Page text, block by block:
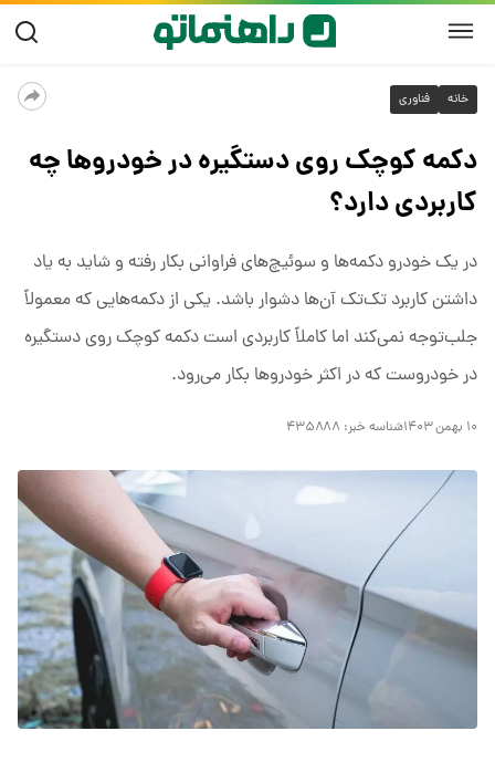
خانه فناوری
دکمه کوچک روی دستگیره در خودروها چه
کاربردی دارد؟
در یک خودرو دکمه‌ها و سوئیچ‌های فراوانی بکار رفته و شاید به یاد
داشتن کاربرد تک‌تک آن‌ها دشوار باشد. یکی از دکمه‌هایی که معمولاً
جلب‌توجه نمی‌کند اما کاملاً کاربردی است دکمه کوچک روی دستگیره
در خودروست که در اکثر خودروها بکار می‌رود.
۱۰ بهمن ۱۴۰۳ شناسه خبر: ۴۳۵۸۸۸